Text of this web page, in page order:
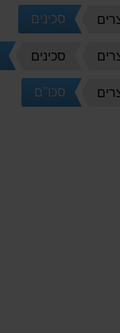
סכינים
סכינים
סכו''ם